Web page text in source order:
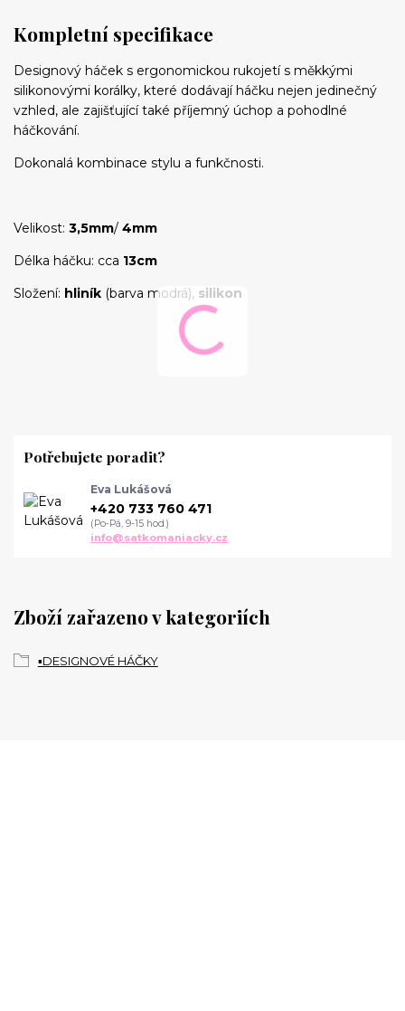
Kompletní specifikace
Designový háček s ergonomickou rukojetí s měkkými
silikonovými korálky, které dodávají háčku nejen jedinečný
vzhled, ale zajišťující také příjemný úchop a pohodlné
háčkování.
Dokonalá kombinace stylu a funkčnosti.
Velikost: 3,5mm/ 4mm
Délka háčku: cca 13cm
Složení: hliník (barva modrá), silikon
Zboží zařazeno v kategoriích
▪️DESIGNOVÉ HÁČKY
Potřebujete poradit?
Eva Lukášová
+420 733 760 471
(Po-Pá, 9-15 hod.)
info@satkomaniacky.cz